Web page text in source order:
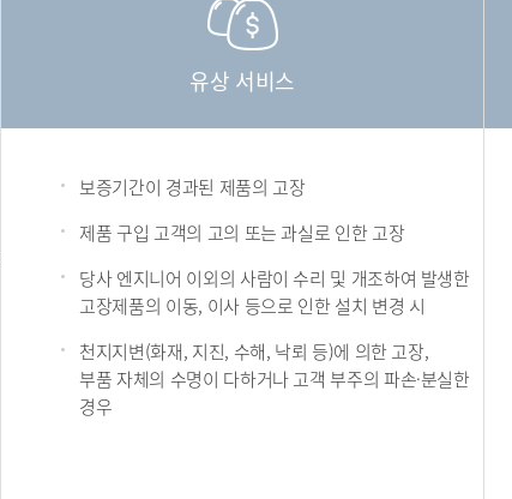
유상 서비스
보증기간이 경과된 제품의 고장
제품 구입 고객의 고의 또는 과실로 인한 고장
당사 엔지니어 이외의 사람이 수리 및 개조하여 발생한
고장제품의 이동, 이사 등으로 인한 설치 변경 시
천지지변(화재, 지진, 수해, 낙뢰 등)에 의한 고장,
부품 자체의 수명이 다하거나 고객 부주의 파손·분실한
경우